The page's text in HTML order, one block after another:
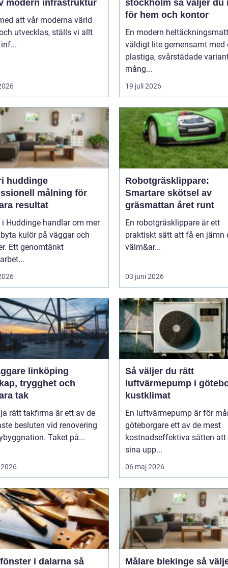
modern infrastruktur
att vår moderna värld
utvecklas, ställs vi allt
stockholm så väljer du rätt
för hem och kontor
En modern
väldigt lite gemensamt med
plastiga, svårstädade
mång...
19 juli 2026
huddinge
målning för
resultat
Huddinge handlar om mer
kulör på väggar och
Ett genomtänkt
Robotgräsklippare:
Smartare skötsel av
gräsmattan året runt
En robotgräsklippare är ett
praktiskt sätt att få en jämn
välm&ar...
03 juni 2026
linköping
trygghet och
tak
rätt takfirma är ett av de
besluten vid renovering
Taket på...
Så väljer du rätt
luftvärmepump i
kustklimat
En luftvärmepump är för
göteborgare ett av de mest
kostnadseffektiva sätten att
sina upp...
06 maj 2026
i dalarna så
Målare blekinge så väljer du